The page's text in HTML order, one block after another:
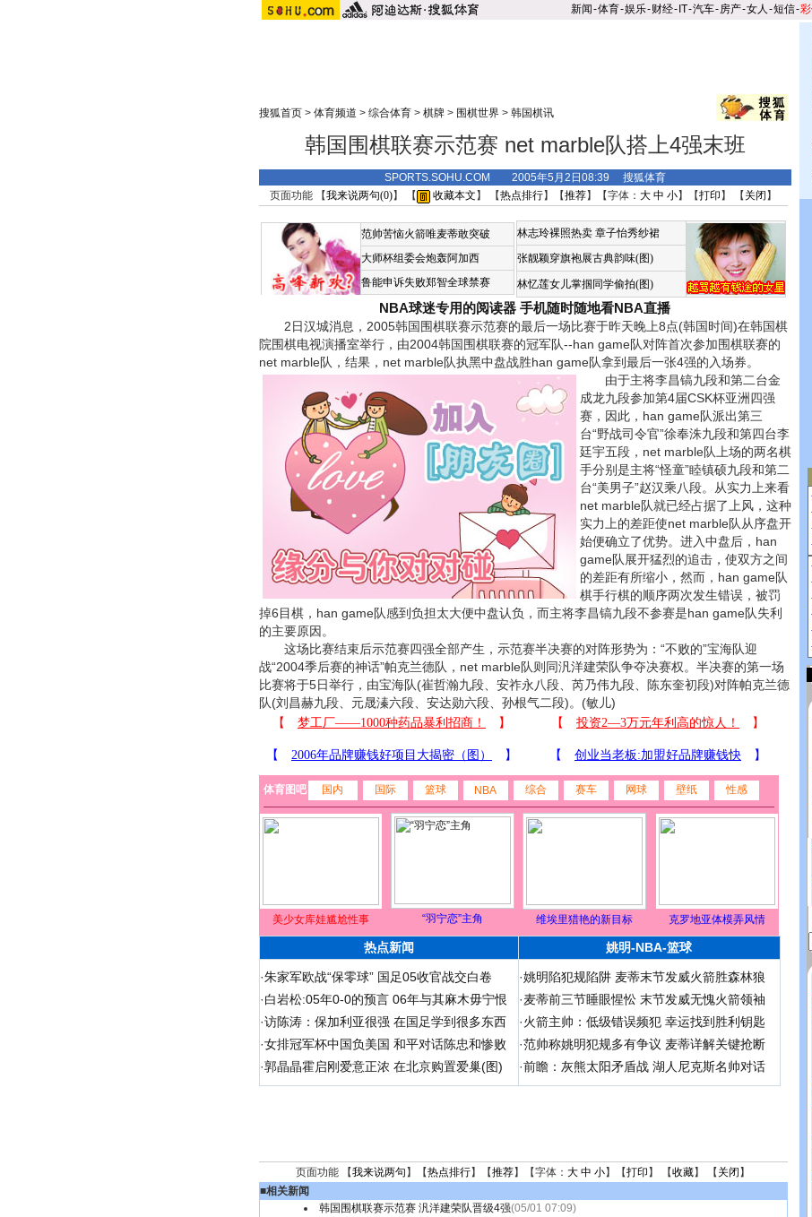
新闻-体育-娱乐-财经- IT-汽车-房产-女人 -短信-
搜狐首页> 体育频道 > 综合体育> 棋牌> 围棋世界> 韩国棋讯
韩国围棋联赛示范赛 net marble队搭上4强末班
SPORTS.SOHU.COM 2005年5月2日08:39 搜狐体育
页面功能 【我来说两句(0)】 【 收藏本文 】 【热点排行】【推荐】【字体： 大 中 小】【打印 】 【 关闭 】
范帅苦恼火箭唯麦蒂敢突破
大师杯组委会炮轰阿加西
鲁能申诉失败郑智全球禁赛
林志玲裸照热卖 章子怡秀纱裙
张靓颖穿旗袍展古典韵味(图)
林忆莲女儿掌掴同学偷拍(图)
NBA球迷专用的阅读器 手机随时随地看NBA直播
2日汉城消息，2005韩国围棋联赛示范赛的最后一场比赛于昨天晚上8点(韩国时间)在韩国棋
院围棋电视演播室举行，由2004韩国围棋联赛的冠军队--han game队对阵首次参加围棋联赛的
net marble队，结果，net marble队执黑中盘战胜han game队拿到最后一张4强的入场券。
由于主将李昌镐九段和第二台金
成龙九段参加第4届CSK杯亚洲四强
赛，因此，han game队派出第三
台“野战司令官”徐奉洙九段和第四台李
廷宇五段，net marble队上场的两名棋
手分别是主将“怪童”睦镇硕九段和第二
台“美男子”赵汉乘八段。从实力上来看
net marble队就已经占据了上风，这种
实力上的差距使net marble队从序盘开
始便确立了优势。进入中盘后，han
game队展开猛烈的追击，使双方之间
的差距有所缩小，然而，han game队
棋手行棋的顺序两次发生错误，被罚
掉6目棋，han game队感到负担太大便中盘认负，而主将李昌镐九段不参赛是han game队失利
的主要原因。
这场比赛结束后示范赛四强全部产生，示范赛半决赛的对阵形势为：“不败的”宝海队迎
战“2004季后赛的神话”帕克兰德队，net marble队则同汎洋建荣队争夺决赛权。半决赛的第一场
比赛将于5日举行，由宝海队(崔哲瀚九段、安祚永八段、芮乃伟九段、陈东奎初段)对阵帕克兰德
队(刘昌赫九段、元晟溱六段、安达勋六段、孙根气二段)。(敏儿)
体育图吧 国内 国际 篮球 NBA 综合 赛车 网球 壁纸 性感
美少女库娃尴尬性事 “羽宁恋”主角 维埃里猎艳的新目标 克罗地亚体模弄风情
热点新闻 姚明-NBA-篮球
·朱家军欧战“保零球” 国足05收官战交白卷
·白岩松:05年0-0的预言 06年与其麻木毋宁恨
·访陈涛：保加利亚很强 在国足学到很多东西
·女排冠军杯中国负美国 和平对话陈忠和惨败
·郭晶晶霍启刚爱意正浓 在北京购置爱巢(图)
·姚明陷犯规陷阱 麦蒂末节发威火箭胜森林狼
·麦蒂前三节睡眼惺忪 末节发威无愧火箭领袖
·火箭主帅：低级错误频犯 幸运找到胜利钥匙
·范帅称姚明犯规多有争议 麦蒂详解关键抢断
·前瞻：灰熊太阳矛盾战 湖人尼克斯名帅对话
页面功能 【我来说两句 】【热点排行】【推荐】【字体： 大 中 小】【打印 】 【收藏】 【 关闭 】
■相关新闻
韩国围棋联赛示范赛 汎洋建荣队晋级4强(05/01 07:09)